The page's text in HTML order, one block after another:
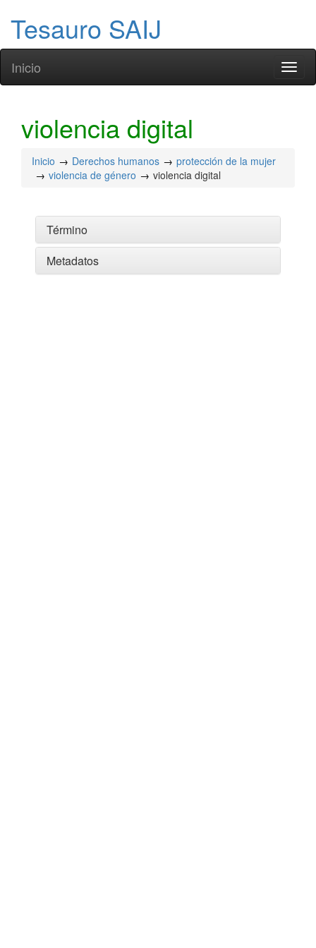
Tesauro SAIJ
Inicio
violencia digital
Inicio Derechos humanos
protección de la mujer
violencia de género
violencia digital
Término
Metadatos